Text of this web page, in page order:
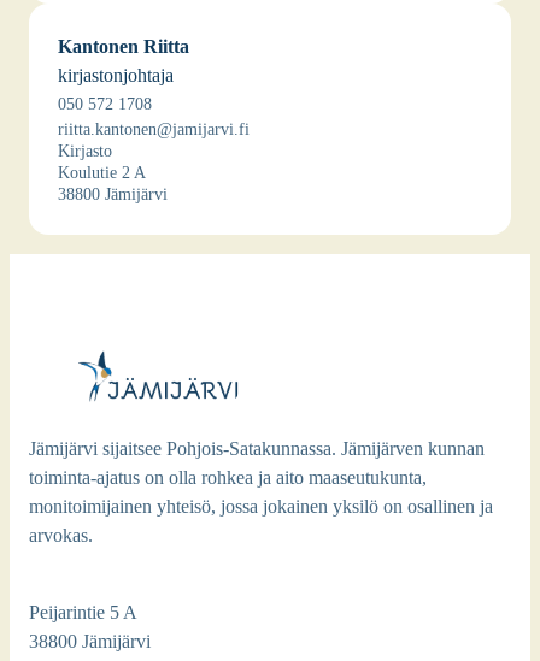
https://kunta.asio.fi/onlinekalenteri/jamijarvi/guest.php?
kt=tila&laji=Ty%F6tila&ctila=36
Saa­vu­tet­ta­vuus­kir­jas­to Celia
Kan­to­nen Riit­ta
kir­jas­ton­joh­ta­ja
050 572 1708
riitta.kantonen@jamijarvi.fi
Kir­jas­to
Kou­lu­tie 2 A
38800 Jämi­jär­vi
Jämijärvi sijaitsee Pohjois-Satakunnassa. Jämijärven kunnan
toiminta-ajatus on olla rohkea ja aito maaseutukunta,
monitoimijainen yhteisö, jossa jokainen yksilö on osallinen ja
arvokas.
Peijarintie 5 A
38800 Jämijärvi